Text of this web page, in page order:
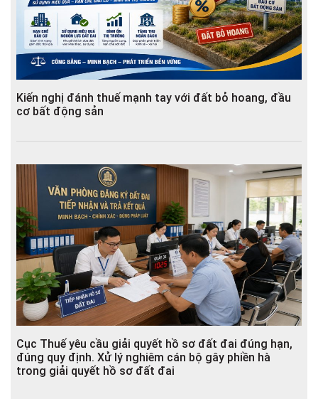
Kiến nghị đánh thuế mạnh tay với đất bỏ hoang, đầu
cơ bất động sản
Cục Thuế yêu cầu giải quyết hồ sơ đất đai đúng hạn,
đúng quy định. Xử lý nghiêm cán bộ gây phiền hà
trong giải quyết hồ sơ đất đai